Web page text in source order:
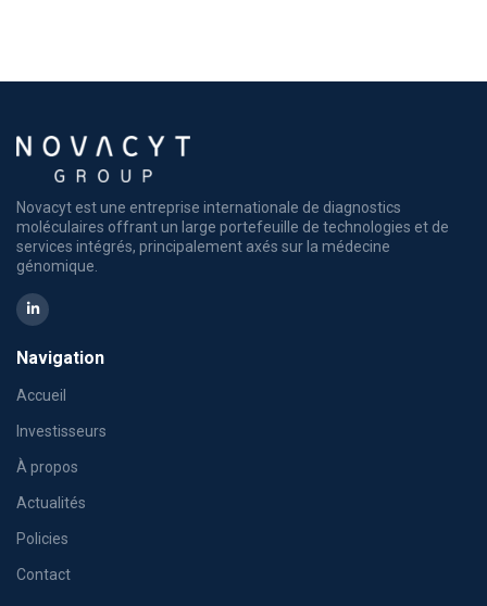
Novacyt est une entreprise internationale de diagnostics
moléculaires offrant un large portefeuille de technologies et de
services intégrés, principalement axés sur la médecine
génomique.
Navigation
Accueil
Investisseurs
À propos
Actualités
Policies
Contact